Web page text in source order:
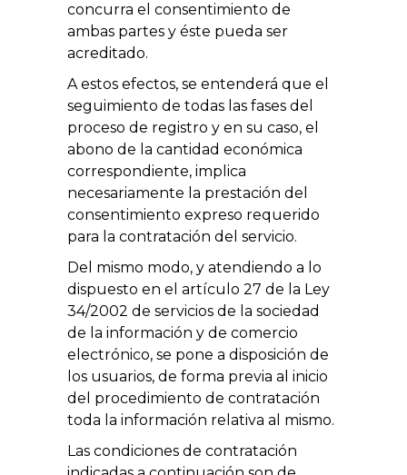
concurra el consentimiento de
ambas partes y éste pueda ser
acreditado.
A estos efectos, se entenderá que el
seguimiento de todas las fases del
proceso de registro y en su caso, el
abono de la cantidad económica
correspondiente, implica
necesariamente la prestación del
consentimiento expreso requerido
para la contratación del servicio.
Del mismo modo, y atendiendo a lo
dispuesto en el artículo 27 de la Ley
34/2002 de servicios de la sociedad
de la información y de comercio
electrónico, se pone a disposición de
los usuarios, de forma previa al inicio
del procedimiento de contratación
toda la información relativa al mismo.
Las condiciones de contratación